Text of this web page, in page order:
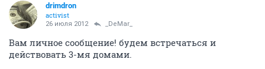
drimdron
activist
26 июля 2012 _DeMar_
Вам личное сообщение! будем встречаться и
действовать 3-мя домами.